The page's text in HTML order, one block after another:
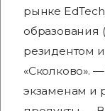
рынке
образования
резидентом
«Сколково».
экзаменам и